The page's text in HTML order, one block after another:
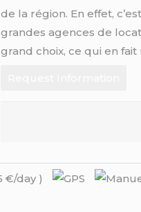
de la région. En effet,
grandes agences de
grand choix, ce qui en